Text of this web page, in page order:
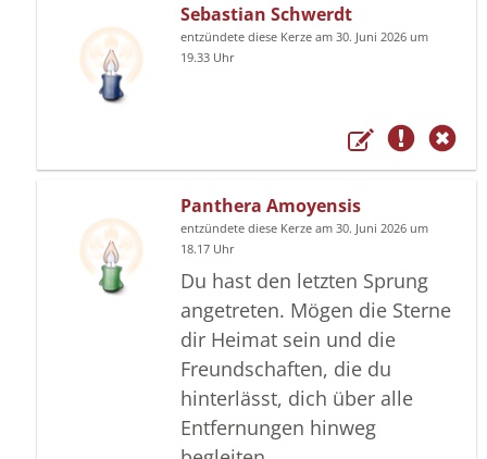
Sebastian Schwerdt
entzündete diese Kerze am 30. Juni 2026 um
19.33 Uhr
Panthera Amoyensis
entzündete diese Kerze am 30. Juni 2026 um
18.17 Uhr
Du hast den letzten Sprung
angetreten. Mögen die Sterne
dir Heimat sein und die
Freundschaften, die du
hinterlässt, dich über alle
Entfernungen hinweg